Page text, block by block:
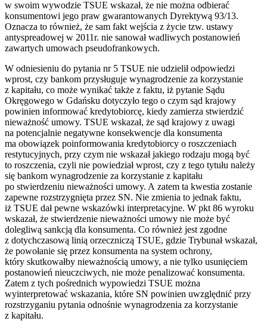
w swoim wywodzie TSUE wskazał, że nie można odbierać
konsumentowi jego praw gwarantowanych Dyrektywą 93/13.
Oznacza to również, że sam fakt wejścia z życie tzw. ustawy
antyspreadowej w 2011r. nie sanował wadliwych postanowień
zawartych umowach pseudofrankowych.
W odniesieniu do pytania nr 5 TSUE nie udzielił odpowiedzi
wprost, czy bankom przysługuje wynagrodzenie za korzystanie
z kapitału, co może wynikać także z faktu, iż pytanie Sądu
Okręgowego w Gdańsku dotyczyło tego o czym sąd krajowy
powinien informować kredytobiorcę, kiedy zamierza stwierdzić
nieważność umowy. TSUE wskazał, że sąd krajowy z uwagi
na potencjalnie negatywne konsekwencje dla konsumenta
ma obowiązek poinformowania kredytobiorcy o roszczeniach
restytucyjnych, przy czym nie wskazał jakiego rodzaju mogą być
to roszczenia, czyli nie powiedział wprost, czy z tego tytułu należy
się bankom wynagrodzenie za korzystanie z kapitału
po stwierdzeniu nieważności umowy. A zatem ta kwestia zostanie
zapewne rozstrzygnięta przez SN. Nie zmienia to jednak faktu,
iż TSUE dał pewne wskazówki interpretacyjne. W pkt 86 wyroku
wskazał, że stwierdzenie nieważności umowy nie może być
dolegliwą sankcją dla konsumenta. Co również jest zgodne
z dotychczasową linią orzeczniczą TSUE, gdzie Trybunał wskazał,
że powołanie się przez konsumenta na system ochrony,
który skutkowałby nieważnością umowy, a nie tylko usunięciem
postanowień nieuczciwych, nie może penalizować konsumenta.
Zatem z tych pośrednich wypowiedzi TSUE można
wyinterpretować wskazania, które SN powinien uwzględnić przy
rozstrzyganiu pytania odnośnie wynagrodzenia za korzystanie
z kapitału.